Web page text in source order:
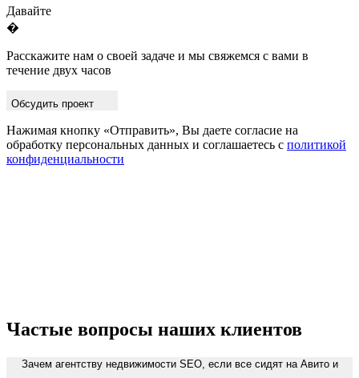
Давайте
�
Расскажите нам о своей задаче и мы свяжемся с вами в
течение двух часов
Обсудить проект
Нажимая кнопку «Отправить», Вы даете согласие на
обработку персональных данных и соглашаетесь с политикой
конфиденциальности
Частые вопросы наших клиентов
Зачем агентству недвижимости SEO, если все сидят на Авито и